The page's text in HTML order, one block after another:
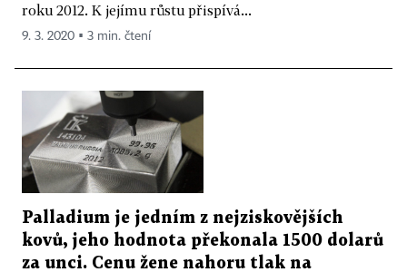
roku 2012. K jejímu růstu přispívá...
9. 3. 2020 ▪ 3 min. čtení
Palladium je jedním z nejziskovějších
kovů, jeho hodnota překonala 1500 dolarů
za unci. Cenu žene nahoru tlak na